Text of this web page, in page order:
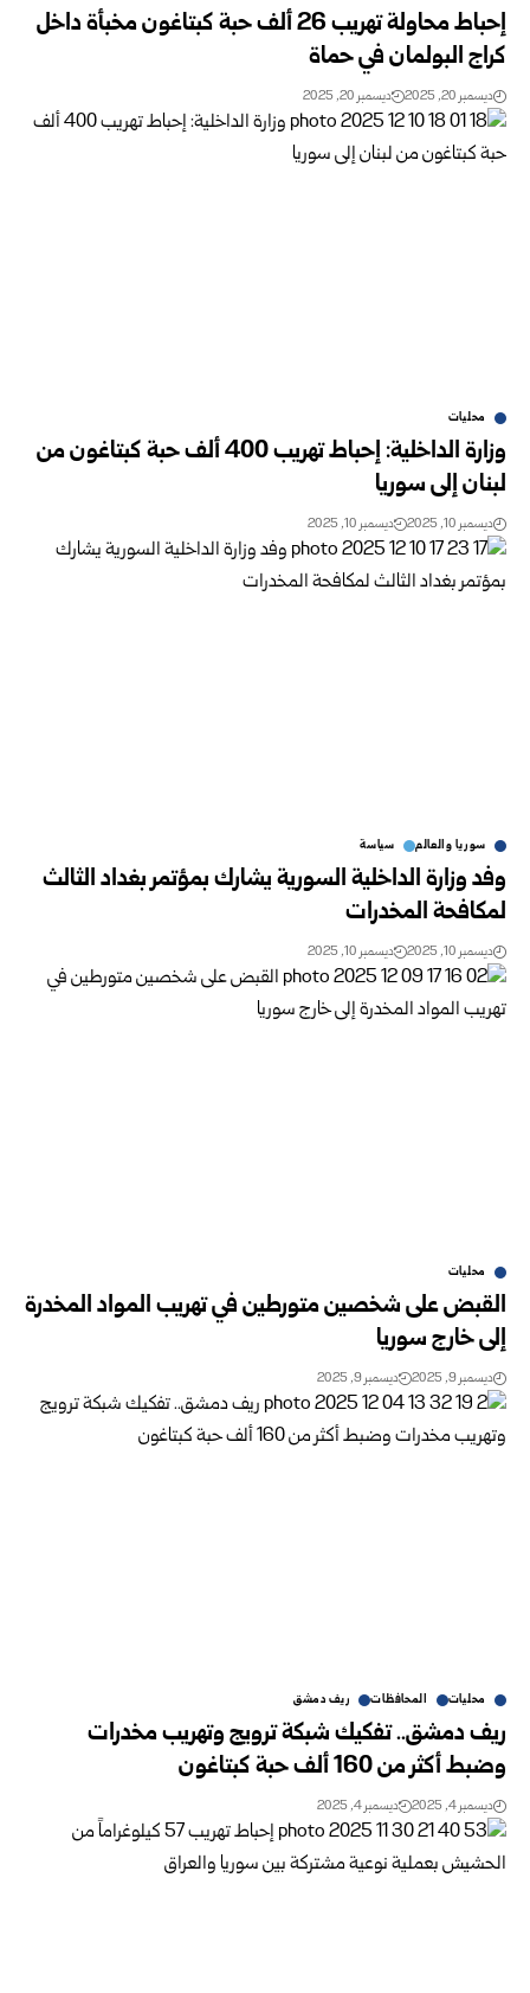
إحباط محاولة تهريب 26 ألف حبة كبتاغون مخبأة داخل
كراج البولمان في حماة
ديسمبر 20, 2025 ديسمبر 20, 2025
محليات
وزارة الداخلية: إحباط تهريب 400 ألف حبة كبتاغون من
لبنان إلى سوريا
ديسمبر 10, 2025 ديسمبر 10, 2025
سوريا والعالم سياسة
وفد وزارة الداخلية السورية يشارك بمؤتمر بغداد الثالث
لمكافحة المخدرات
ديسمبر 10, 2025 ديسمبر 10, 2025
محليات
القبض على شخصين متورطين في تهريب المواد المخدرة
إلى خارج سوريا
ديسمبر 9, 2025 ديسمبر 9, 2025
محليات المحافظات ريف دمشق
ريف دمشق.. تفكيك شبكة ترويج وتهريب مخدرات
وضبط أكثر من 160 ألف حبة كبتاغون
ديسمبر 4, 2025 ديسمبر 4, 2025